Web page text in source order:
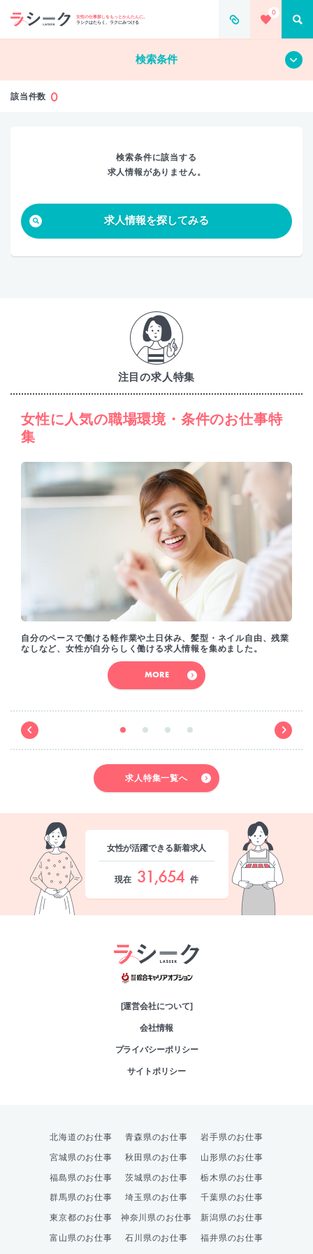
女性の仕事探しをもっとかんたんに。
ラシクはたらく、ラクにみつける
0
すべて
検索条件
該当件数 0
検索条件に該当する
求人情報がありません。
求人情報を探してみる
注目の求人特集
女性に人気の職場環境・条件のお仕事特
集
自分のペースで働ける軽作業や土日休み、髪型・ネイル自由、残業
なしなど、女性が自分らしく働ける求人情報を集めました。
MORE
求人特集一覧へ
女性が活躍できる新着求人
現在 31,654 件
[運営会社について]
会社情報
プライバシーポリシー
サイトポリシー
北海道のお仕事 青森県のお仕事 岩手県のお仕事
宮城県のお仕事 秋田県のお仕事 山形県のお仕事
福島県のお仕事 茨城県のお仕事 栃木県のお仕事
群馬県のお仕事 埼玉県のお仕事 千葉県のお仕事
東京都のお仕事 神奈川県のお仕事 新潟県のお仕事
富山県のお仕事 石川県のお仕事 福井県のお仕事